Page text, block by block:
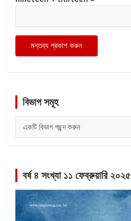
বিভাগ সমূহ
সমূহ
বর্ষ ৪ সংখ্যা ১১ ফেব্রুয়ারি ২০২৫